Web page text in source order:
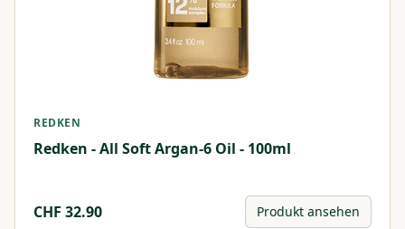
REDKEN
Redken - All Soft Argan-6 Oil - 100ml
CHF 32.90 Produkt ansehen